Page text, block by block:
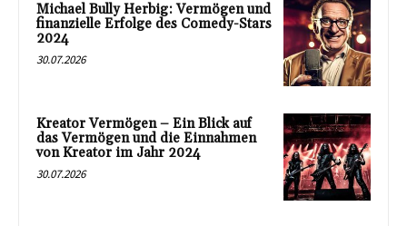
Michael Bully Herbig: Vermögen und
finanzielle Erfolge des Comedy-Stars
2024
30.07.2026
Kreator Vermögen – Ein Blick auf
das Vermögen und die Einnahmen
von Kreator im Jahr 2024
30.07.2026